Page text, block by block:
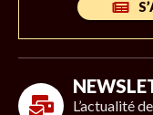
L’actualité